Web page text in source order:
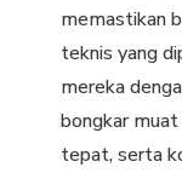
memastikan
teknis yang
mereka
bongkar
tepat, serta